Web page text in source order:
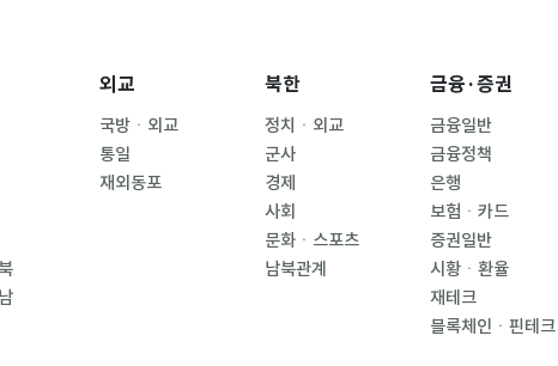
외교
국방ㆍ외교
통일
재외동포
북한
정치ㆍ외교
군사
경제
사회
문화ㆍ스포츠
남북관계
금융·증권
금융일반
금융정책
은행
보험ㆍ카드
증권일반
시황ㆍ환율
재테크
블록체인ㆍ핀테크